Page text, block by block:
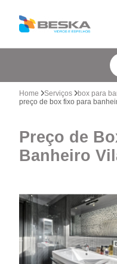
Home Serviços box para
preço de box fixo para
Preço de
Banheiro